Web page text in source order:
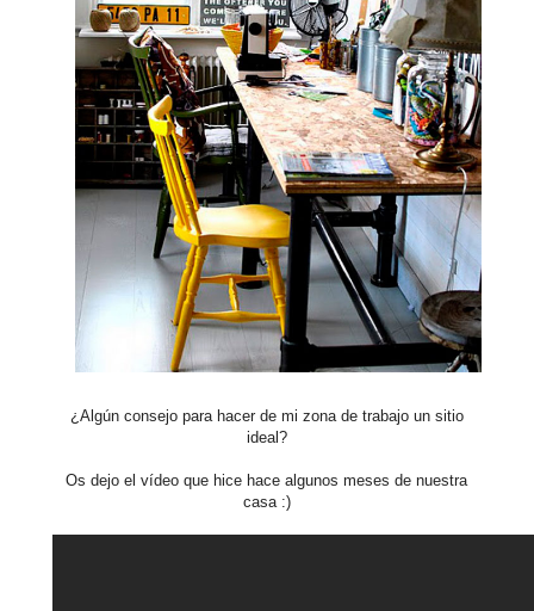
¿Algún consejo para hacer de mi zona de trabajo un sitio
ideal?
Os dejo el vídeo que hice hace algunos meses de nuestra
casa :)